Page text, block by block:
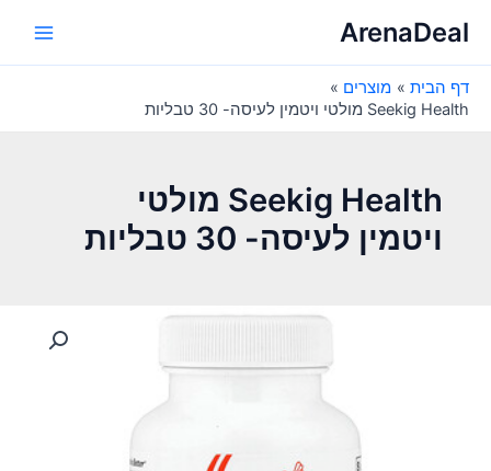
לתוכןArenaDeal
דף הבית
מוצרים
Seekig Health מולטי ויטמין לעיסה- 30 טבליות
Seekig Health מולטי
ויטמין לעיסה- 30 טבליות